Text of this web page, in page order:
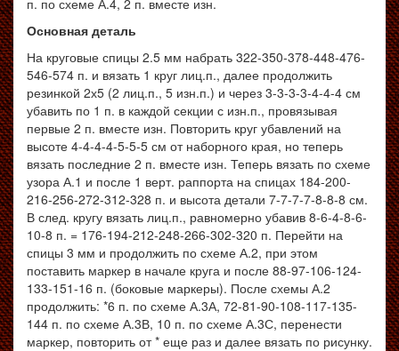
п. по схеме А.4, 2 п. вместе изн.
Основная деталь
На круговые спицы 2.5 мм набрать 322-350-378-448-476-
546-574 п. и вязать 1 круг лиц.п., далее продолжить
резинкой 2х5 (2 лиц.п., 5 изн.п.) и через 3-3-3-3-4-4-4 см
убавить по 1 п. в каждой секции с изн.п., провязывая
первые 2 п. вместе изн. Повторить круг убавлений на
высоте 4-4-4-4-5-5-5 см от наборного края, но теперь
вязать последние 2 п. вместе изн. Теперь вязать по схеме
узора А.1 и после 1 верт. раппорта на спицах 184-200-
216-256-272-312-328 п. и высота детали 7-7-7-7-8-8-8 см.
В след. кругу вязать лиц.п., равномерно убавив 8-6-4-8-6-
10-8 п. = 176-194-212-248-266-302-320 п. Перейти на
спицы 3 мм и продолжить по схеме А.2, при этом
поставить маркер в начале круга и после 88-97-106-124-
133-151-16 п. (боковые маркеры). После схемы А.2
продолжить: *6 п. по схеме А.3А, 72-81-90-108-117-135-
144 п. по схеме А.3В, 10 п. по схеме А.3С, перенести
маркер, повторить от * еще раз и далее вязать по рисунку.